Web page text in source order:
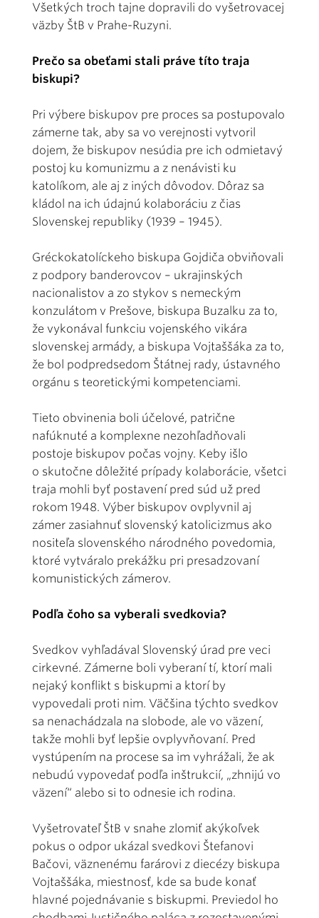
Všetkých troch tajne dopravili do vyšetrovacej
väzby ŠtB v Prahe-Ruzyni.
Prečo sa obeťami stali práve títo traja
biskupi?
Pri výbere biskupov pre proces sa postupovalo
zámerne tak, aby sa vo verejnosti vytvoril
dojem, že biskupov nesúdia pre ich odmietavý
postoj ku komunizmu a z nenávisti ku
katolíkom, ale aj z iných dôvodov. Dôraz sa
kládol na ich údajnú kolaboráciu z čias
Slovenskej republiky (1939 – 1945).
Gréckokatolíckeho biskupa Gojdiča obviňovali
z podpory banderovcov – ukrajinských
nacionalistov a zo stykov s nemeckým
konzulátom v Prešove, biskupa Buzalku za to,
že vykonával funkciu vojenského vikára
slovenskej armády, a biskupa Vojtaššáka za to,
že bol podpredsedom Štátnej rady, ústavného
orgánu s teoretickými kompetenciami.
Tieto obvinenia boli účelové, patrične
nafúknuté a komplexne nezohľadňovali
postoje biskupov počas vojny. Keby išlo
o skutočne dôležité prípady kolaborácie, všetci
traja mohli byť postavení pred súd už pred
rokom 1948. Výber biskupov ovplyvnil aj
zámer zasiahnuť slovenský katolicizmus ako
nositeľa slovenského národného povedomia,
ktoré vytváralo prekážku pri presadzovaní
komunistických zámerov.
Podľa čoho sa vyberali svedkovia?
Svedkov vyhľadával Slovenský úrad pre veci
cirkevné. Zámerne boli vyberaní tí, ktorí mali
nejaký konflikt s biskupmi a ktorí by
vypovedali proti nim. Väčšina týchto svedkov
sa nenachádzala na slobode, ale vo väzení,
takže mohli byť lepšie ovplyvňovaní. Pred
vystúpením na procese sa im vyhrážali, že ak
nebudú vypovedať podľa inštrukcií, „zhnijú vo
väzení“ alebo si to odnesie ich rodina.
Vyšetrovateľ ŠtB v snahe zlomiť akýkoľvek
pokus o odpor ukázal svedkovi Štefanovi
Bačovi, väznenému farárovi z diecézy biskupa
Vojtaššáka, miestnosť, kde sa bude konať
hlavné pojednávanie s biskupmi. Previedol ho